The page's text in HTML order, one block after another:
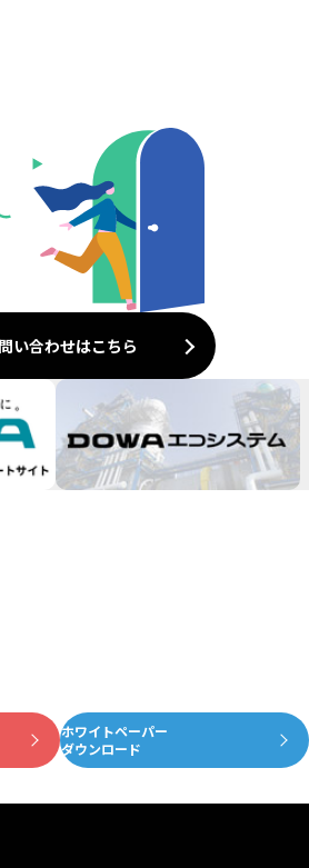
い合わせはこちら
ホワイトペーパー
ダウンロード
資源がめぐる真ん